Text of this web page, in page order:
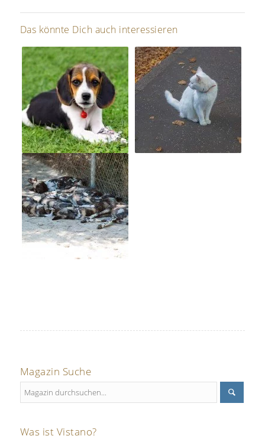
Das könnte Dich auch interessieren
Magazin Suche
Was ist Vistano?